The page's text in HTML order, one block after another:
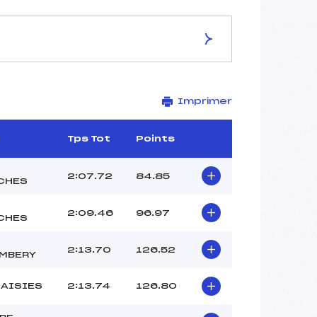
STADE GRANDE COMBE
2129
2477/12/09
12H15
BOUVIER THEO (SA)
Imprimer
Tps Tot Points
2:07.72 84.85
2:09.46 96.97
2:13.70 126.52
2:13.74 126.80